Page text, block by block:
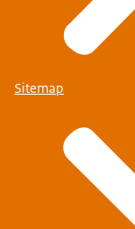
Sitemap